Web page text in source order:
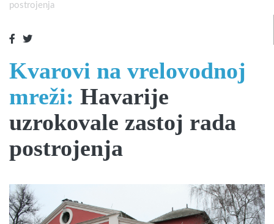
postrojenja
Kvarovi na vrelovodnoj
mreži: Havarije
uzrokovale zastoj rada
postrojenja